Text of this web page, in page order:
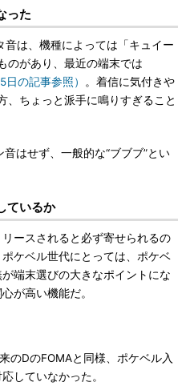
った
は、機種によっては「キュイー
のがあり、最近の端末では
日の記事参照）
。着信に気付きや
、ちょっと派手に鳴りすぎること
はせず、一般的な“ブブブ”とい
ているか
ースされると必ず寄せられるの
ケベル世代にとっては、ポケベ
端末選びの大きなポイントにな
が高い機能だ。
のDのFOMAと同様、ポケベル入
していなかった。